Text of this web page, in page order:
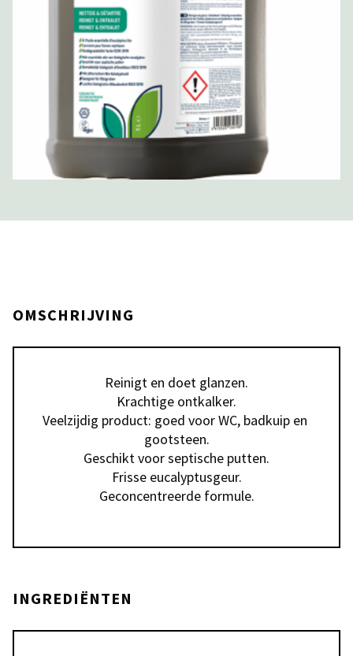
OMSCHRIJVING
Reinigt en doet glanzen.
Krachtige ontkalker.
Veelzijdig product: goed voor WC, badkuip en
gootsteen.
Geschikt voor septische putten.
Frisse eucalyptusgeur.
Geconcentreerde formule.
INGREDIËNTEN